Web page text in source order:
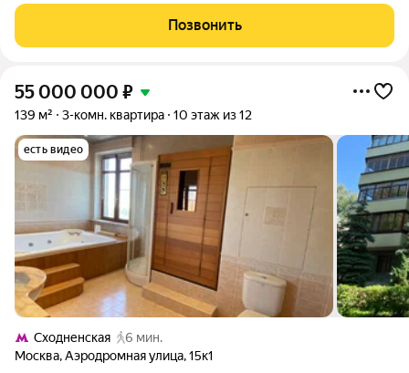
составляет 81,2 кв. м, жилая площадь 43.9 кв. м, кухня 10.1 кв. м.
Комнаты - 17,8, 13, 1 и
Позвонить
55 000 000 ₽
139 м² 3-комн. квартира 10 этаж из 12
есть видео
Сходненская
6 мин.
Москва,Аэродромная улица,15к1